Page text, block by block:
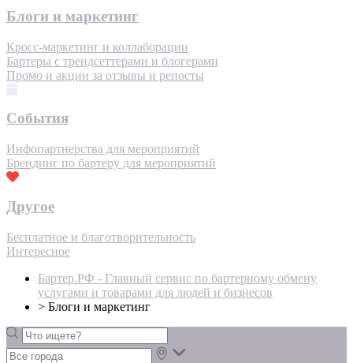
Блоги и маркетинг
Кросс-маркетинг и коллаборации
Бартеры с трендсеттерами и блогерами
Промо и акции за отзывы и репосты
События
Инфопартнерства для мероприятий
Брендинг по бартеру для мероприятий
Другое
Бесплатное и благотворительность
Интересное
Бартер.РФ - Главный сервис по бартерному обмену
услугами и товарами для людей и бизнесов
> Блоги и маркетинг